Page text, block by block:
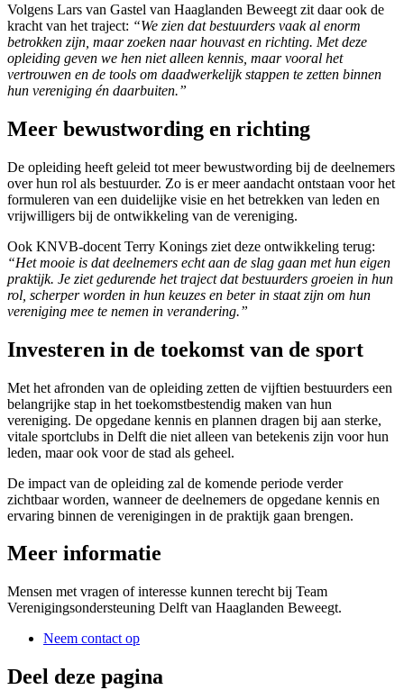
Volgens Lars van Gastel van Haaglanden Beweegt zit daar ook de
kracht van het traject: “We zien dat bestuurders vaak al enorm
betrokken zijn, maar zoeken naar houvast en richting. Met deze
opleiding geven we hen niet alleen kennis, maar vooral het
vertrouwen en de tools om daadwerkelijk stappen te zetten binnen
hun vereniging én daarbuiten.”
Meer bewustwording en richting
De opleiding heeft geleid tot meer bewustwording bij de deelnemers
over hun rol als bestuurder. Zo is er meer aandacht ontstaan voor het
formuleren van een duidelijke visie en het betrekken van leden en
vrijwilligers bij de ontwikkeling van de vereniging.
Ook KNVB-docent Terry Konings ziet deze ontwikkeling terug:
“Het mooie is dat deelnemers echt aan de slag gaan met hun eigen
praktijk. Je ziet gedurende het traject dat bestuurders groeien in hun
rol, scherper worden in hun keuzes en beter in staat zijn om hun
vereniging mee te nemen in verandering.”
Investeren in de toekomst van de sport
Met het afronden van de opleiding zetten de vijftien bestuurders een
belangrijke stap in het toekomstbestendig maken van hun
vereniging. De opgedane kennis en plannen dragen bij aan sterke,
vitale sportclubs in Delft die niet alleen van betekenis zijn voor hun
leden, maar ook voor de stad als geheel.
De impact van de opleiding zal de komende periode verder
zichtbaar worden, wanneer de deelnemers de opgedane kennis en
ervaring binnen de verenigingen in de praktijk gaan brengen.
Meer informatie
Mensen met vragen of interesse kunnen terecht bij Team
Verenigingsondersteuning Delft van Haaglanden Beweegt.
Neem contact op
Deel deze pagina